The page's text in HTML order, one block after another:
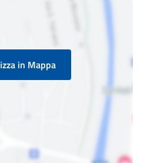
in Mappa